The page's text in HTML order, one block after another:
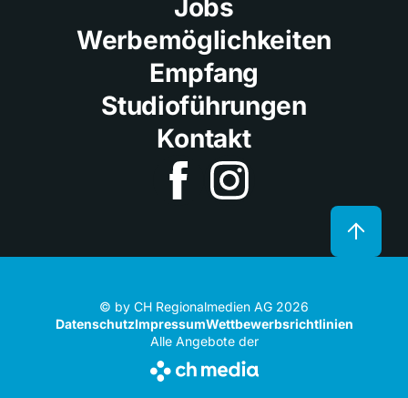
Jobs
Werbemöglichkeiten
Empfang
Studioführungen
Kontakt
© by CH Regionalmedien AG 2026
DatenschutzImpressumWettbewerbsrichtlinien
Alle Angebote der